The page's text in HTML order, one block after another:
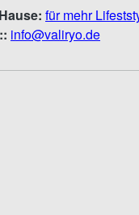
für mehr
info@valiryo.de